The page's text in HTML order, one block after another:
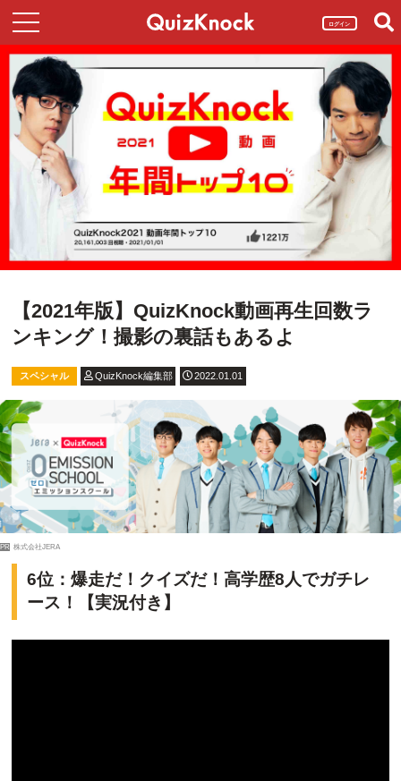
ログイン
【2021年版】QuizKnock動画再生回数ラ
ンキング！撮影の裏話もあるよ
スペシャル QuizKnock編集部 2022.01.01
PR 株式会社JERA
6位：爆走だ！クイズだ！高学歴8人でガチレ
ース！【実況付き】